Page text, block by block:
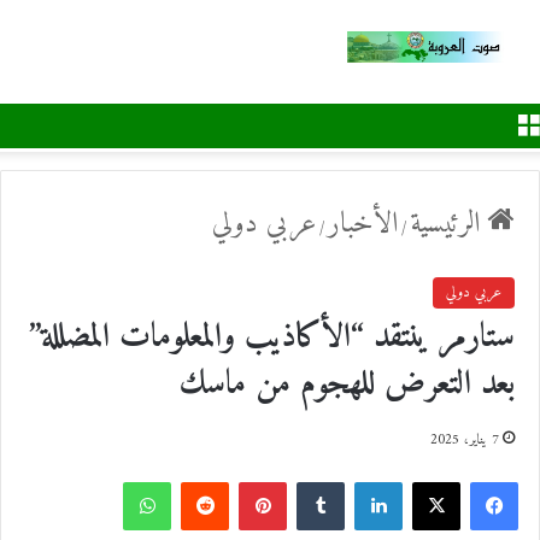
الرئيسية/الأخبار/عربي دولي
عربي دولي
ستارمر ينتقد “الأكاذيب والمعلومات المضللة”
بعد التعرض للهجوم من ماسك
7 يناير، 2025